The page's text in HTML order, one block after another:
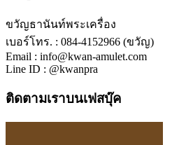
ขวัญธานันท์พระเครื่อง
เบอร์โทร. : 084-4152966 (ขวัญ)
Email : info@kwan-amulet.com
Line ID : @kwanpra
ติดตามเราบนเฟสบุ๊ค